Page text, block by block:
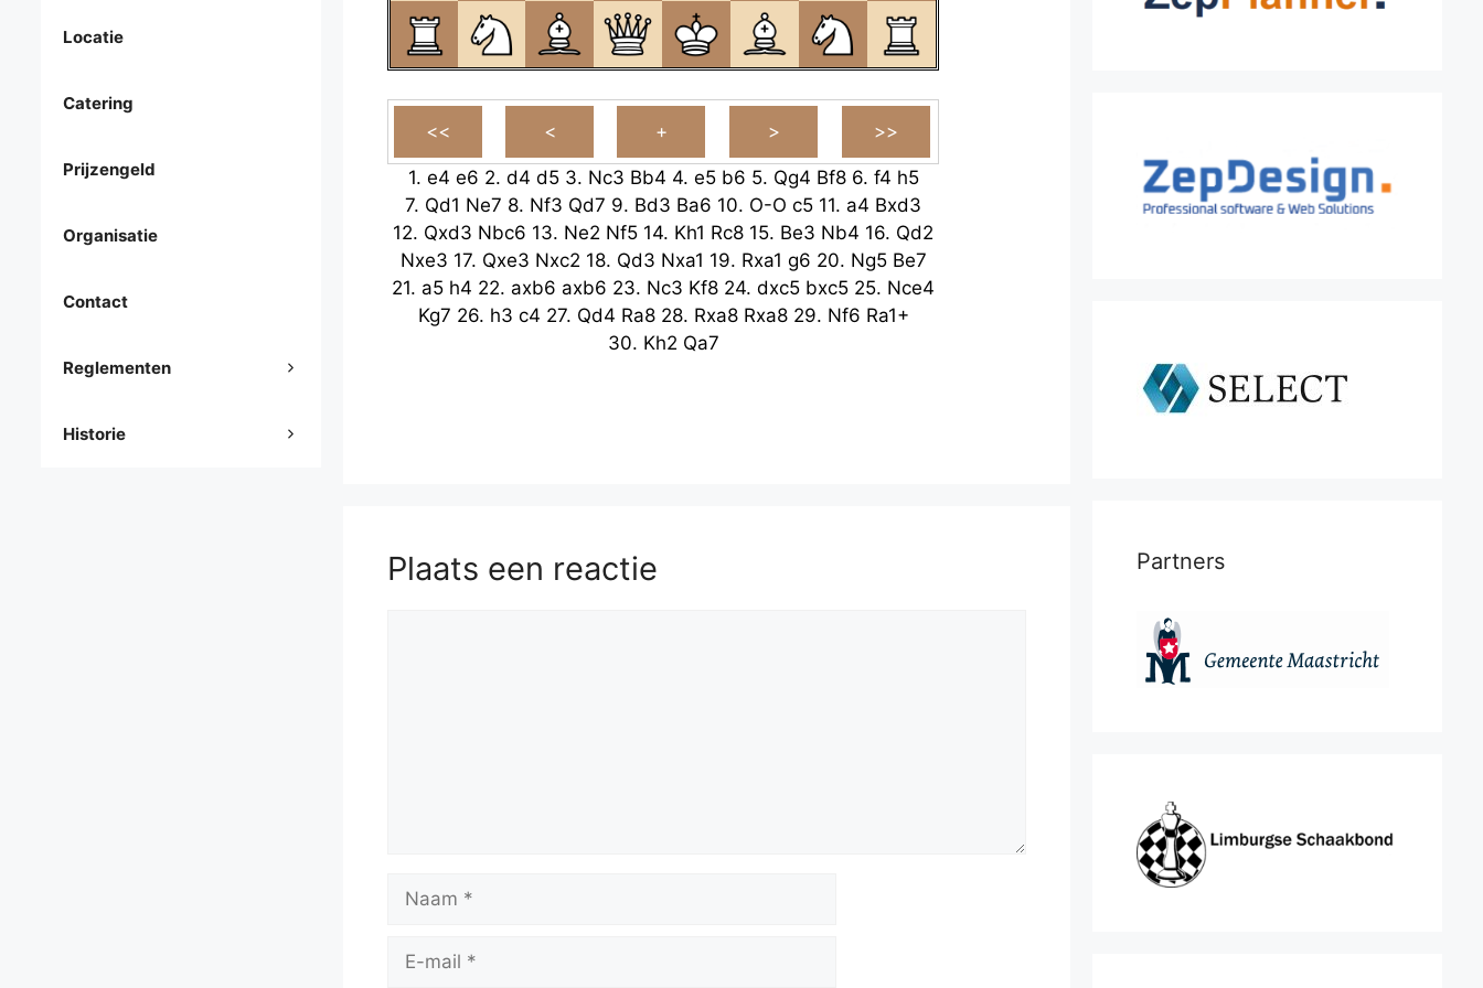
1. e4 e6 2. d4 d5 3. Nc3 Bb4 4. e5 b6 5. Qg4 Bf8 6. f4 h5
7. Qd1 Ne7 8. Nf3 Qd7 9. Bd3 Ba6 10. O-O c5 11. a4 Bxd3
12. Qxd3 Nbc6 13. Ne2 Nf5 14. Kh1 Rc8 15. Be3 Nb4 16. Qd2
Nxe3 17. Qxe3 Nxc2 18. Qd3 Nxa1 19. Rxa1 g6 20. Ng5 Be7
21. a5 h4 22. axb6 axb6 23. Nc3 Kf8 24. dxc5 bxc5 25. Nce4
Kg7 26. h3 c4 27. Qd4 Ra8 28. Rxa8 Rxa8 29. Nf6 Ra1+
30. Kh2 Qa7
Plaats een reactie
mail
Locatie
Catering
Prijzengeld
Organisatie
Contact
Reglementen
Historie
Partners